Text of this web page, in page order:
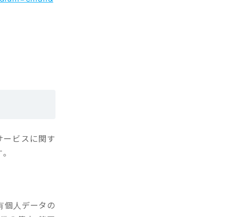
ービスに関す
個人データの